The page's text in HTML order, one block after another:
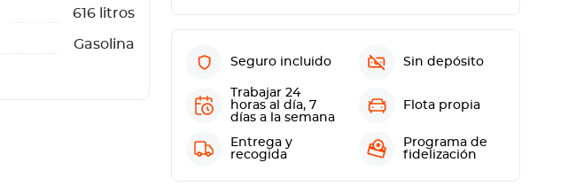
Seguro incluido Sin depósito
Trabajar 24
horas al día, 7
días a la semana
Flota propia
Entrega y
recogida
Programa de
fidelización
616 litros
Gasolina